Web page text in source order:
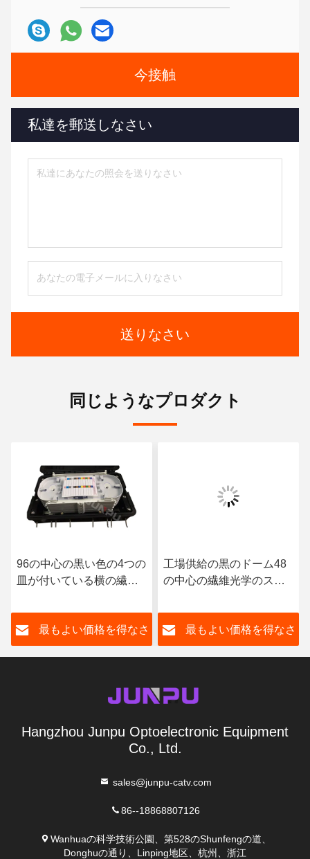
今接触
私達を郵送しなさい
送りなさい
同じようなプロダクト
96の中心の黒い色の4つの
皿が付いている横の繊維
最もよい価格を得なさ
工場供給の黒のドーム48
の中心の繊維光学のスプ
最もよい価格を得なさ
Hangzhou Junpu Optoelectronic Equipment
Co., Ltd.
sales@junpu-catv.com
86--18868807126
Wanhuaの科学技術公園、第528のShunfengの道、
Donghuの通り、Linping地区、杭州、浙江